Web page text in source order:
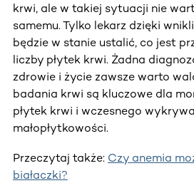
krwi, ale w takiej sytuacji nie
samemu. Tylko lekarz dzięki
będzie w stanie ustalić, co jest
liczby płytek krwi. Żadna
zdrowie i życie zawsze warto
badania krwi są kluczowe dla
płytek krwi i wczesnego
małopłytkowości.
Przeczytaj także: Czy anemia
białaczki?